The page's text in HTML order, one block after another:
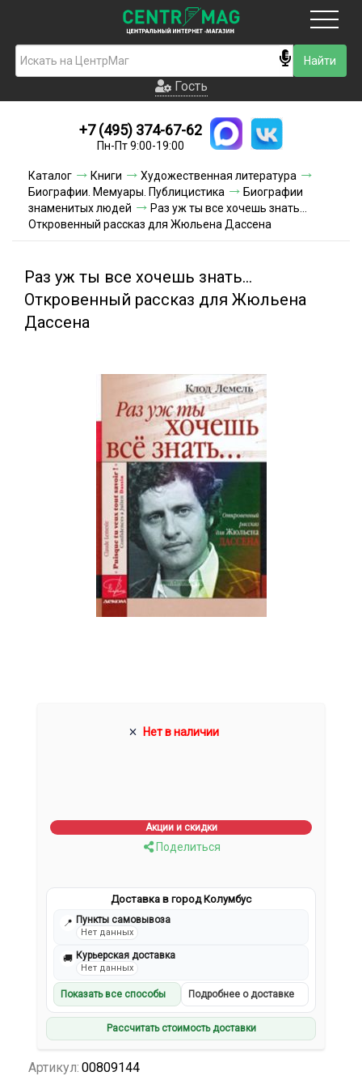
Гость
Новинки
Условия доставки
Условия оплаты
Акции и скидки
Гость
+7 (495) 374-67-62
Пн-Пт 9:00-19:00
Каталог Книги
Художественная литература
Биографии. Мемуары. Публицистика
Биографии
знаменитых людей
Раз уж ты все хочешь знать...
Откровенный рассказ для Жюльена Дассена
Раз уж ты все хочешь знать...
Откровенный рассказ для Жюльена
Дассена
Нет в наличии
Акции и скидки
Поделиться
Доставка в город Колумбус
📍 Пункты самовывоза
Нет данных
🚚 Курьерская доставка
Нет данных
Показать все способы Подробнее о доставке
Рассчитать стоимость доставки
Артикул: 00809144